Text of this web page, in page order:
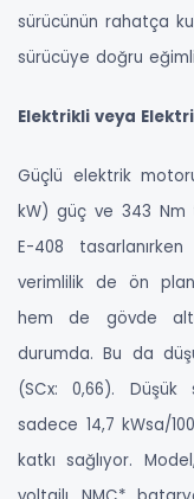
sürücünün rahatça
sürücüye doğru
Elektrikli veya
Güçlü elektrik
kW) güç ve 343 Nm
E-408
verimlilik de ön
hem de gövde
durumda. Bu da
(SCx: 0,66). Düşük
sadece 14,7 kWsa/
katkı sağlıyor.